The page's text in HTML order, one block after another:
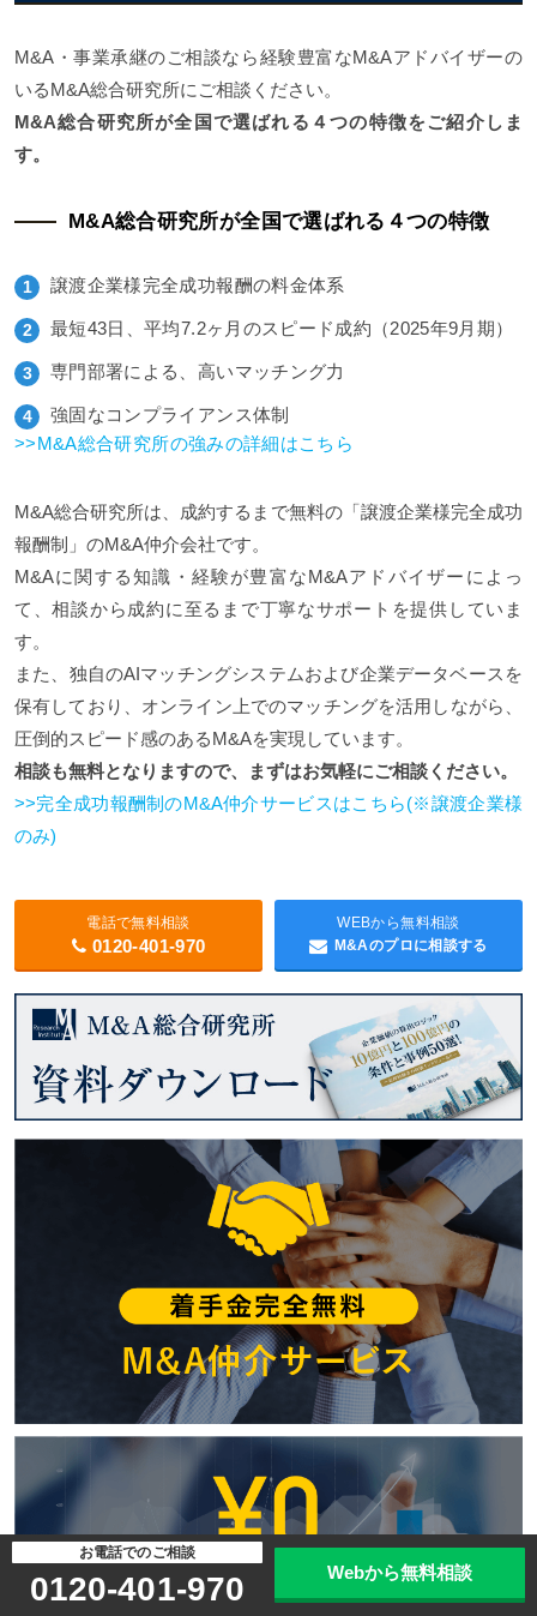
M&A・事業承継のご相談なら経験豊富なM&Aアドバイザーの
いるM&A総合研究所にご相談ください。
M&A総合研究所が全国で選ばれる４つの特徴をご紹介しま
す。
M&A総合研究所が全国で選ばれる４つの特徴
譲渡企業様完全成功報酬の料金体系
最短43日、平均7.2ヶ月のスピード成約（2025年9月期）
専門部署による、高いマッチング力
強固なコンプライアンス体制
>>M&A総合研究所の強みの詳細はこちら
M&A総合研究所は、成約するまで無料の「譲渡企業様完全成功
報酬制」のM&A仲介会社です。
M&Aに関する知識・経験が豊富なM&Aアドバイザーによっ
て、相談から成約に至るまで丁寧なサポートを提供していま
す。
また、独自のAIマッチングシステムおよび企業データベースを
保有しており、オンライン上でのマッチングを活用しながら、
圧倒的スピード感のあるM&Aを実現しています。
相談も無料となりますので、まずはお気軽にご相談ください。
>>完全成功報酬制のM&A仲介サービスはこちら(※譲渡企業様
のみ)
電話で無料相談
0120-401-970
WEBから無料相談
M&Aのプロに相談する
お電話でのご相談
0120-401-970 Webから無料相談